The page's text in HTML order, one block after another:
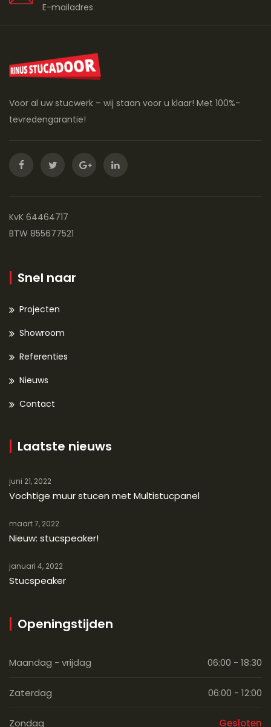
E-mailadres
Voor al uw stucwerk – wij staan voor u klaar! Met 100%-
tevredengarantie!
KvK 64464717
BTW 855677521
Snel naar
Projecten
Showroom
Referenties
Nieuws
Contact
Laatste nieuws
juni 21, 2022
Vochtige muur stucen met Multistucpanel
maart 7, 2022
Nieuw: stucspeaker!
januari 4, 2022
Stucspeaker
Openingstijden
Maandag - vrijdag 06:00 - 18:30
Zaterdag 06:00 - 12:00
Zondag Gesloten